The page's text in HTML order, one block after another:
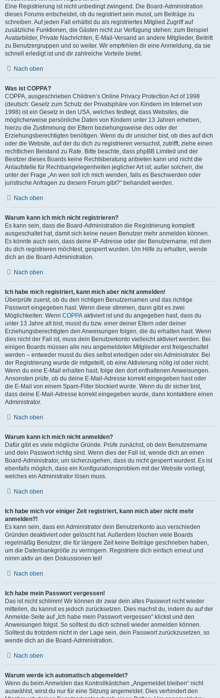
Eine Registrierung ist nicht unbedingt zwingend. Die Board-Administration
dieses Forums entscheidet, ob du registriert sein musst, um Beiträge zu
schreiben. Auf jeden Fall erhältst du als registriertes Mitglied Zugriff auf
zusätzliche Funktionen, die Gästen nicht zur Verfügung stehen: zum Beispiel
Avatarbilder, Private Nachrichten, E-Mail-Versand an andere Mitglieder, Beitritt
zu Benutzergruppen und so weiter. Wir empfehlen dir eine Anmeldung, da sie
schnell erledigt ist und dir zahlreiche Vorteile bietet.
Nach oben
Was ist COPPA?
COPPA, ausgeschrieben Children’s Online Privacy Protection Act of 1998
(deutsch: Gesetz zum Schutz der Privatsphäre von Kindern im Internet von
1998) ist ein Gesetz in den USA, welches festlegt, dass Websites, die
möglicherweise persönliche Daten von Kindern unter 13 Jahren erheben,
hierzu die Zustimmung der Eltern beziehungsweise des oder der
Erziehungsberechtigten benötigen. Wenn du dir unsicher bist, ob dies auf dich
oder die Website, auf der du dich zu registrieren versuchst, zutrifft, ziehe einen
rechtlichen Beistand zu Rate. Bitte beachte, dass phpBB Limited und der
Besitzer dieses Boards keine Rechtsberatung anbieten kann und nicht die
Anlaufstelle für Rechtsangelegenheiten jeglicher Art ist; außer solchen, die
unter der Frage „An wen soll ich mich wenden, falls es Beschwerden oder
juristische Anfragen zu diesem Forum gibt?“ behandelt werden.
Nach oben
Warum kann ich mich nicht registrieren?
Es kann sein, dass die Board-Administration die Registrierung komplett
ausgeschaltet hat, damit sich keine neuen Benutzer mehr anmelden können.
Es könnte auch sein, dass deine IP-Adresse oder der Benutzername, mit dem
du dich registrieren möchtest, gesperrt wurden. Um Hilfe zu erhalten, wende
dich an die Board-Administration.
Nach oben
Ich habe mich registriert, kann mich aber nicht anmelden!
Überprüfe zuerst, ob du den richtigen Benutzernamen und das richtige
Passwort eingegeben hast. Wenn diese stimmen, dann gibt es zwei
Möglichkeiten. Wenn COPPA aktiviert ist und du angegeben hast, dass du
unter 13 Jahre alt bist, musst du bzw. einer deiner Eltern oder deiner
Erziehungsberechtigten den Anweisungen folgen, die du erhalten hast. Wenn
dies nicht der Fall ist, muss dein Benutzerkonto vielleicht aktiviert werden. Bei
einigen Boards müssen alle neu angemeldeten Mitglieder erst freigeschaltet
werden – entweder musst du dies selbst erledigen oder ein Administrator. Bei
der Registrierung wurde dir mitgeteilt, ob eine Aktivierung nötig ist oder nicht.
Wenn du eine E-Mail erhalten hast, folge den dort enthaltenen Anweisungen.
Ansonsten prüfe, ob du deine E-Mail-Adresse korrekt eingegeben hast oder
die E-Mail von einem Spam-Filter blockiert wurde. Wenn du dir sicher bist,
dass deine E-Mail-Adresse korrekt eingegeben wurde, dann kontaktiere einen
Administrator.
Nach oben
Warum kann ich mich nicht anmelden?
Dafür gibt es viele mögliche Gründe. Prüfe zunächst, ob dein Benutzername
und dein Passwort richtig sind. Wenn dies der Fall ist, wende dich an einen
Board-Administrator, um sicherzugehen, dass du nicht gesperrt wurdest. Es ist
ebenfalls möglich, dass ein Konfigurationsproblem mit der Website vorliegt,
welches ein Administrator lösen muss.
Nach oben
Ich habe mich vor einiger Zeit registriert, kann mich aber nicht mehr
anmelden?!
Es kann sein, dass ein Administrator dein Benutzerkonto aus verschieden
Gründen deaktiviert oder gelöscht hat. Außerdem löschen viele Boards
regelmäßig Benutzer, die für längere Zeit keine Beiträge geschrieben haben,
um die Datenbankgröße zu verringern. Registriere dich einfach erneut und
nimm aktiv an den Diskussionen teil!
Nach oben
Ich habe mein Passwort vergessen!
Das ist nicht schlimm! Wir können dir zwar dein altes Passwort nicht wieder
mitteilen, du kannst es jedoch zurücksetzen. Dies machst du, indem du auf der
Anmelde-Seite auf „Ich habe mein Passwort vergessen“ klickst und den
Anweisungen folgst. So solltest du dich schnell wieder anmelden können.
Solltest du trotzdem nicht in der Lage sein, dein Passwort zurückzusetzen, so
wende dich an die Board-Administration.
Nach oben
Warum werde ich automatisch abgemeldet?
Wenn du beim Anmelden das Kontrollkästchen „Angemeldet bleiben“ nicht
auswählst, wirst du nur für eine Sitzung angemeldet. Dies verhindert den